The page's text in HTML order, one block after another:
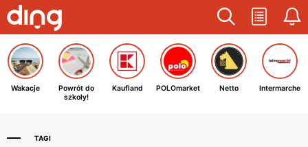
Wakacje
Powrót do
szkoły!
Kaufland POLOmarket Netto Intermarche
TAGI